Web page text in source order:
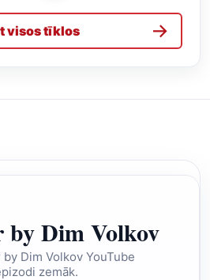
visos tīklos →
by Dim Volkov
Dim Volkov YouTube
zemāk.